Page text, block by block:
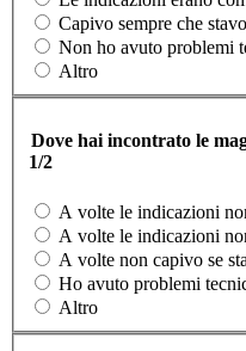
Capivo sempre che
Non ho avuto problemi
Altro
Dove hai incontrato le
1/2
A volte le indicazioni
A volte le indicazioni
A volte non capivo se
Ho avuto problemi
Altro